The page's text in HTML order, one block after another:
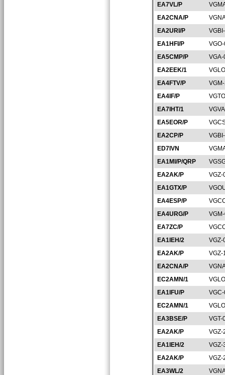
EA7VL/P
EA2CNA/P
EA2URI/P
EA1HFI/P
EA5CMP/P
EA2EEK/1
EA4FTV/P
EA4IF/P
EA7IHT/1
EA5EOR/P
EA2CP/P
ED7IVN
EA1MI/P/QRP
EA2AK/P
VGZ-
EA1GTX/P
EA4ESP/P
EA4URG/P
EA7ZC/P
EA1IEH/2
VGZ-
EA2AK/P
VGZ-
EA2CNA/P
EC2AMN/1
EA1IFU/P
EC2AMN/1
EA3BSE/P
VGT-
EA2AK/P
VGZ-
EA1IEH/2
VGZ-
EA2AK/P
VGZ-
EA3WL/2